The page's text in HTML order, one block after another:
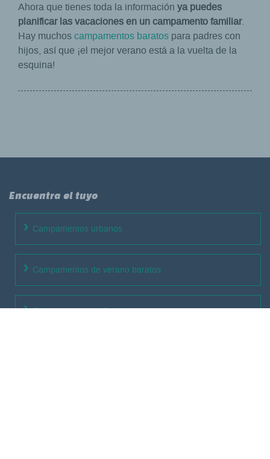
Ahora que tienes toda la información ya puedes
planificar las vacaciones en un campamento familiar.
Hay muchoscampamentos baratos para padres con
hijos, así que ¡el mejor verano está a la vuelta de la
esquina!
Encuentra el tuyo
Campamentos urbanos
Campamentos de verano baratos
Campamentos en Junio